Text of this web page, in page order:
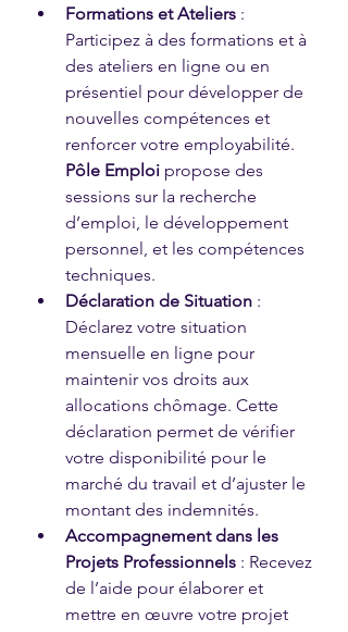
Formations et Ateliers :
Participez à des formations et à
des ateliers en ligne ou en
présentiel pour développer de
nouvelles compétences et
renforcer votre employabilité.
Pôle Emploi propose des
sessions sur la recherche
d’emploi, le développement
personnel, et les compétences
techniques.
Déclaration de Situation :
Déclarez votre situation
mensuelle en ligne pour
maintenir vos droits aux
allocations chômage. Cette
déclaration permet de vérifier
votre disponibilité pour le
marché du travail et d’ajuster le
montant des indemnités.
Accompagnement dans les
Projets Professionnels : Recevez
de l’aide pour élaborer et
mettre en œuvre votre projet